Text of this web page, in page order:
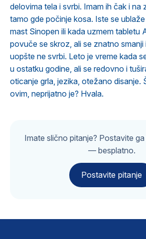
delovima tela i svrbi. Imam ih čak i na
tamo gde počinje kosa. Iste se
mast Sinopen ili kada uzmem tabletu
povuče se skroz, ali se znatno smanji
uopšte ne svrbi. Leto je vreme kada
u ostatku godine, ali se redovno i
oticanje grla, jezika, otežano disanje.
ovim, neprijatno je? Hvala.
Imate slično pitanje? Postavite ga
— besplatno.
Postavite pitanje